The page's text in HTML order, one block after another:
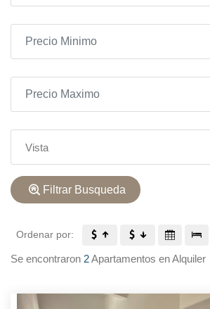
Vista
Filtrar Busqueda
Ordenar por:
Se encontraron 2Apartamentos en Alquiler